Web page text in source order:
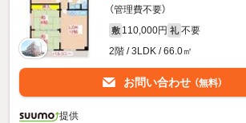
（管理費不要）
敷 110,000円 礼 不要
2階 / 3LDK / 66.0㎡
お問い合わせ （無料）
提供